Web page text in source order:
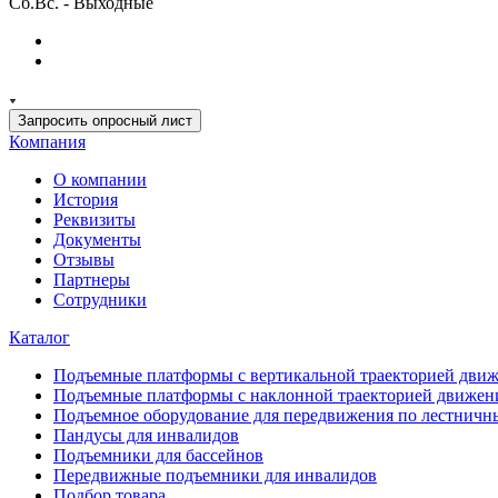
Запросить опросный лист
Компания
О компании
История
Реквизиты
Документы
Отзывы
Партнеры
Сотрудники
Каталог
Подъемные платформы с вертикальной траекторией
Подъемные платформы с наклонной траекторией
Подъемное оборудование для передвижения по
Пандусы для инвалидов
Подъемники для бассейнов
Передвижные подъемники для инвалидов